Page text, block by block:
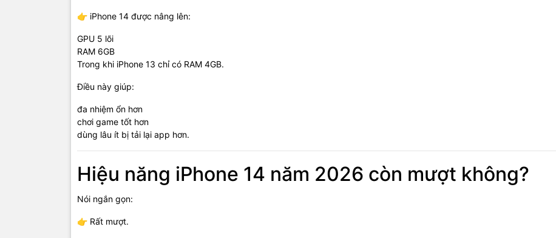
👉 iPhone 14 được nâng lên:
GPU 5 lõi
RAM 6GB
Trong khi iPhone 13 chỉ có RAM 4GB.
Điều này giúp:
đa nhiệm ổn hơn
chơi game tốt hơn
dùng lâu ít bị tải lại app hơn.
Hiệu năng iPhone 14 năm 2026 còn mượt không?
Nói ngắn gọn:
👉 Rất mượt.